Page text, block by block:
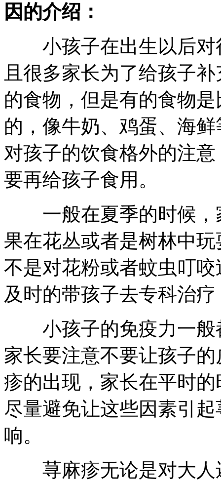
因的介绍：
小孩子在出生以后对
且很多家长为了给孩子
的食物，但是有的食物
的，像牛奶、鸡蛋、海
对孩子的饮食格外的注
要再给孩子食用。
一般在夏季的时候，
果在花丛或者是树林中
不是对花粉或者蚊虫叮
及时的带孩子去专科治
小孩子的免疫力一般
家长要注意不要让孩子
疹的出现，家长在平时
尽量避免让这些因素引
响。
荨麻疹无论是对大人